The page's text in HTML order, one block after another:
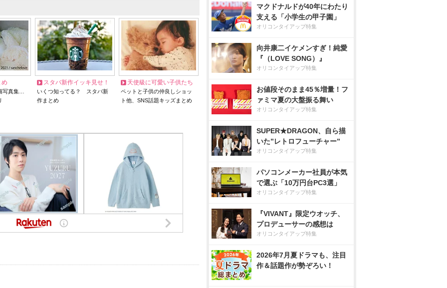
め
写真集…
スタバ新作イッキ見せ！
いくつ知ってる？ スタバ新
作まとめ
天使級に可愛い子供たち
ペットと子供の仲良しショッ
ト他、SNS話題キッズまとめ
マクドナルドが40年にわたり
支える「小学生の甲子園」
オリコンタイアップ特集
向井康二イケメンすぎ！純愛
『（LOVE SONG）』
オリコンタイアップ特集
お値段そのまま45％増量！フ
ァミマ夏の大盤振る舞い
オリコンタイアップ特集
SUPER★DRAGON、自ら描
いた”レトロフューチャー”
オリコンタイアップ特集
パソコンメーカー社員が本気
で選ぶ「10万円台PC3選」
オリコンタイアップ特集
『VIVANT』限定ウオッチ、
プロデューサーの感想は
オリコンタイアップ特集
2026年7月夏ドラマも、注目
作＆話題作が勢ぞろい！